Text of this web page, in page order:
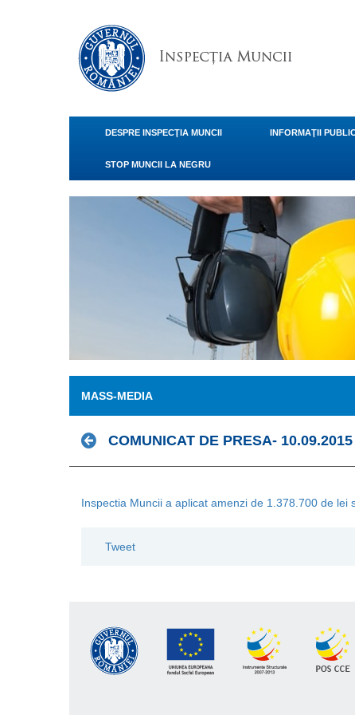
DESPRE INSPECŢIA MUNCII INFORMAŢII
STOP MUNCII LA NEGRU
MASS-MEDIA
COMUNICAT DE PRESA- 10.09.2015
Inspectia Muncii a aplicat amenzi de 1.378.700 de
Tweet